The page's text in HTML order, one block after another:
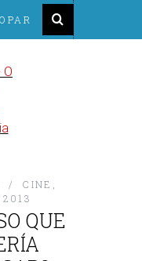
CINE
QUE